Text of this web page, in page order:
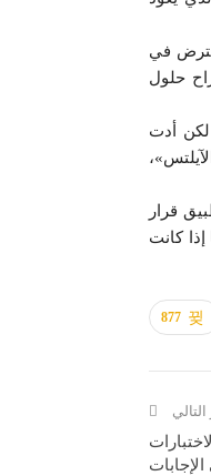
في
حلول
لكن أدت
قرار
كانت
877
التالي